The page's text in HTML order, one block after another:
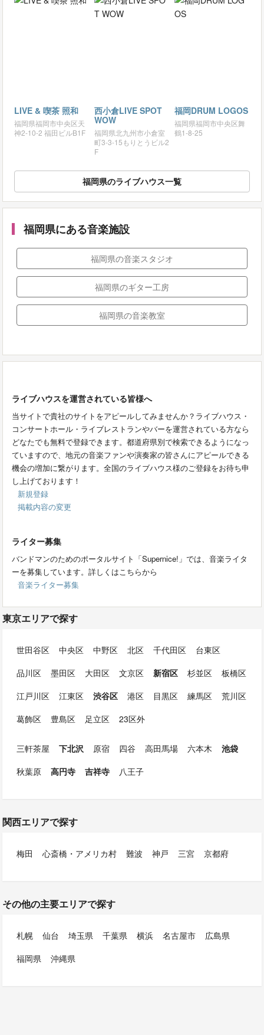
LIVE & 喫茶 照和
福岡県福岡市中央区天
神2-10-2 福田ビルB1F
西小倉LIVE SPOT
WOW
福岡県北九州市小倉室
町3-3-15もりとうビル2
F
福岡DRUM LOGOS
福岡県福岡市中央区舞
鶴1-8-25
福岡県のライブハウス一覧
福岡県にある音楽施設
福岡県の音楽スタジオ
福岡県のギター工房
福岡県の音楽教室
ライブハウスを運営されている皆様へ
当サイトで貴社のサイトをアピールしてみませんか？ライブハウス・
コンサートホール・ライブレストランやバーを運営されている方なら
どなたでも無料で登録できます。都道府県別で検索できるようになっ
ていますので、地元の音楽ファンや演奏家の皆さんにアピールできる
機会の増加に繋がります。全国のライブハウス様のご登録をお待ち申
し上げております！
新規登録
掲載内容の変更
ライター募集
バンドマンのためのポータルサイト「Supernice!」では、音楽ライタ
ーを募集しています。詳しくはこちらから
音楽ライター募集
東京エリアで探す
世田谷区 中央区 中野区 北区 千代田区
台東区
品川区
墨田区 大田区 文京区 新宿区 杉並区
板橋区
江戸川区
江東区 渋谷区 港区 目黒区 練馬区
荒川区
葛飾区
豊島区 足立区 23区外
三軒茶屋 下北沢 原宿 四谷 高田馬場 六本木
池袋
秋葉原
高円寺 吉祥寺 八王子
関西エリアで探す
梅田 心斎橋・アメリカ村 難波 神戸 三宮 京都府
その他の主要エリアで探す
札幌 仙台 埼玉県 千葉県 横浜 名古屋市
広島県
福岡県
沖縄県